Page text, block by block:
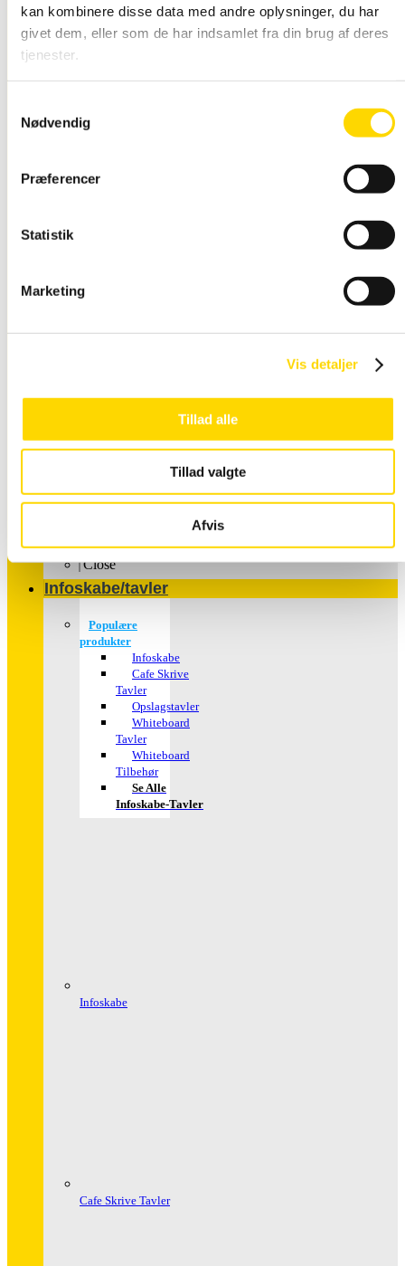
kan kombinere disse data med andre oplysninger, du har
givet dem, eller som de har indsamlet fra din brug af deres
tjenester.
Nødvendig
Præferencer
Statistik
Marketing
Vis detaljer
Tillad alle
Tillad valgte
Afvis
Vandtæt
Snap Ramme LED
Plakater – med dit
Close
Infoskabe/tavler
Populære
produkter
Infoskabe
Cafe Skrive
Tavler
Opslagstavler
Whiteboard
Tavler
Whiteboard
Tilbehør
Se Alle
Infoskabe-Tavler
Infoskabe
Cafe Skrive Tavler